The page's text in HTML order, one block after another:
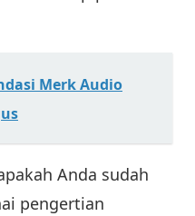
Merk Audio
Anda sudah
pengertian